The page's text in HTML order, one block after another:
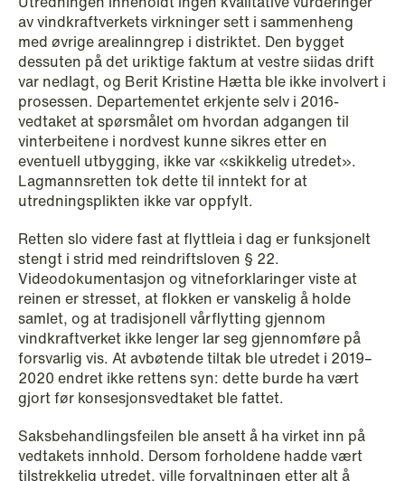
Read more
NEWS
SPC and modern medicine
Read more
av vindkraftverkets virkninger sett i sammenheng
med øvrige arealinngrep i distriktet. Den bygget
dessuten på det uriktige faktum at vestre siidas drift
var nedlagt, og Berit Kristine Hætta ble ikke involvert i
prosessen. Departementet erkjente selv i 2016-
vedtaket at spørsmålet om hvordan adgangen til
vinterbeitene i nordvest kunne sikres etter en
eventuell utbygging, ikke var «skikkelig utredet».
Lagmannsretten tok dette til inntekt for at
utredningsplikten ikke var oppfylt.
Retten slo videre fast at flyttleia i dag er funksjonelt
stengt i strid med reindriftsloven § 22.
Videodokumentasjon og vitneforklaringer viste at
reinen er stresset, at flokken er vanskelig å holde
samlet, og at tradisjonell vårflytting gjennom
vindkraftverket ikke lenger lar seg gjennomføre på
forsvarlig vis. At avbøtende tiltak ble utredet i 2019–
2020 endret ikke rettens syn: dette burde ha vært
gjort før konsesjonsvedtaket ble fattet.
Saksbehandlingsfeilen ble ansett å ha virket inn på
vedtakets innhold. Dersom forholdene hadde vært
tilstrekkelig utredet, ville forvaltningen etter alt å